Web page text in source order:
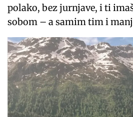
polako, bez jurnjave, i ti
sobom – a samim tim i